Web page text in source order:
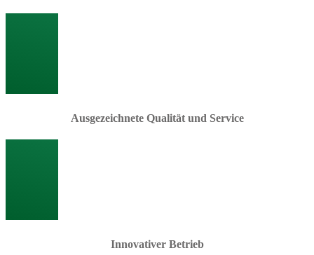
Ausgezeichnete Qualität und Service
Innovativer Betrieb